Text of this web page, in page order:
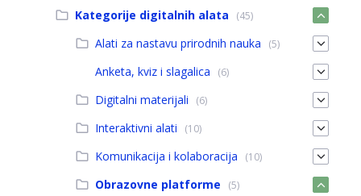
Kategorije digitalnih alata
(45)
Alati za nastavu prirodnih nauka (5)
Anketa, kviz i slagalica (6)
Digitalni materijali (6)
Interaktivni alati (10)
Komunikacija i kolaboracija (10)
Obrazovne platforme (5)